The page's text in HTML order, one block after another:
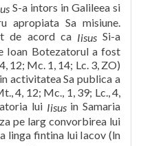
S-a intors in Galileea si
apropiata Sa misiune.
de acord ca IisusSi-a
Ioan Botezatorul a fost
12; Mc. 1, 14; Lc. 3, ZO)
activitatea Sa publica a
4, 12; Mc., 1, 39; Lc., 4,
lui Iisus in Samaria
pe larg convorbirea lui
linga fintina lui Iacov (ln